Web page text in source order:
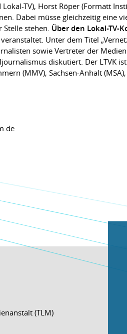
TV), Horst Röper (Formatt
Dabei müsse gleichzeitig eine
stehen. Über den Lokal-TV-
Unter dem Titel
sowie Vertreter der
diskutiert. Der LTVK
(MMV), Sachsen-Anhalt
(TLM)